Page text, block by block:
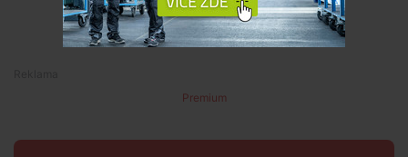
Premium
Premium